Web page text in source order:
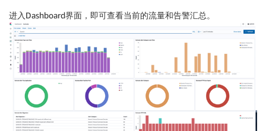
进入Dashboard界面，即可查看当前的流量和告警汇总。